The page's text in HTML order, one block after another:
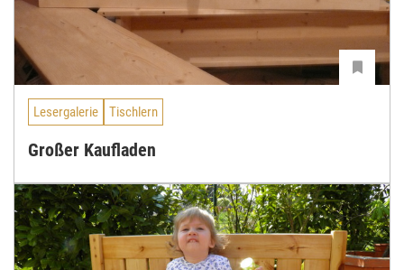
Lesergalerie Tischlern
Großer Kaufladen